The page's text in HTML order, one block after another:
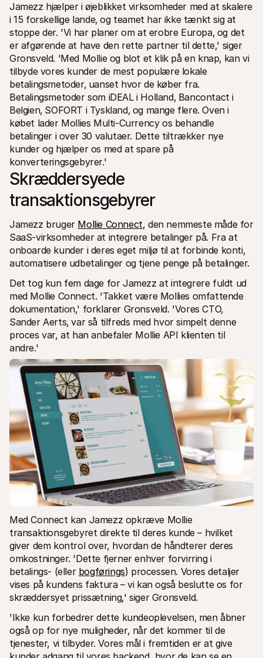
Jamezz hjælper i øjeblikket virksomheder med at skalere
i 15 forskellige lande‚ og teamet har ikke tænkt sig at
stoppe der. 'Vi har planer om at erobre Europa‚ og det
er afgørende at have den rette partner til dette‚' siger
Gronsveld. 'Med Mollie og blot et klik på en knap‚ kan vi
tilbyde vores kunder de mest populære lokale
betalingsmetoder‚ uanset hvor de køber fra.
Betalingsmetoder som iDEAL i Holland‚ Bancontact i
Belgien‚ SOFORT i Tyskland‚ og mange flere. Oven i
købet lader Mollies Multi-Currency os behandle
betalinger i over 30 valutaer. Dette tiltrækker nye
kunder og hjælper os med at spare på
konverteringsgebyrer.'
Skræddersyede
transaktionsgebyrer
Jamezz bruger Mollie Connect, den nemmeste måde for
SaaS-virksomheder at integrere betalinger på. Fra at
onboarde kunder i deres eget miljø til at forbinde konti‚
automatisere udbetalinger og tjene penge på betalinger.
Det tog kun fem dage for Jamezz at integrere fuldt ud
med Mollie Connect. 'Takket være Mollies omfattende
dokumentation‚' forklarer Gronsveld. 'Vores CTO‚
Sander Aerts‚ var så tilfreds med hvor simpelt denne
proces var, at han anbefaler Mollie API klienten til
andre.'
Med Connect kan Jamezz opkræve Mollie
transaktionsgebyret direkte til deres kunde – hvilket
giver dem kontrol over, hvordan de håndterer deres
omkostninger. 'Dette fjerner enhver forvirring i
betalings- (eller bogførings) processen. Vores detaljer
vises på kundens faktura – vi kan også beslutte os for
skræddersyet prissætning‚' siger Gronsveld.
'Ikke kun forbedrer dette kundeoplevelsen‚ men åbner
også op for nye muligheder, når det kommer til de
tjenester, vi tilbyder. Vores mål i fremtiden er at give